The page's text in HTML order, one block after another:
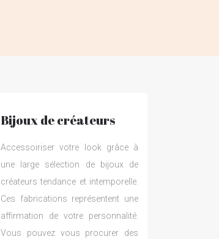
Bijoux de créateurs
Accessoiriser votre look grâce à
une large sélection de bijoux de
créateurs tendance et intemporelle.
Ces fabrications représentent une
affirmation de votre personnalité.
Vous pouvez vous procurer des